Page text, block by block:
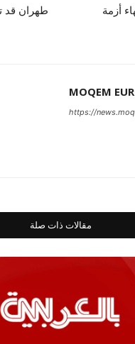
طهران قد
أزمة
MOQEM
https://
مقالات ذات صلة